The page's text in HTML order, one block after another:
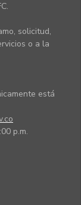
solicitud,
o a la
está
p.m.